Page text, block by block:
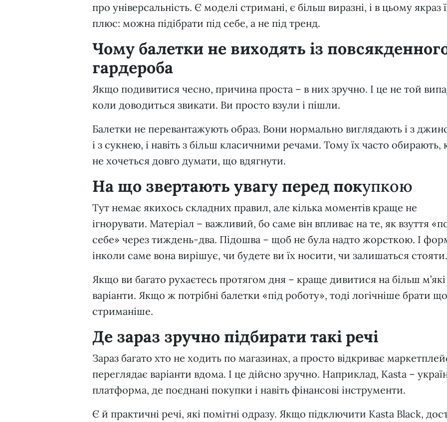
про універсальність. Є моделі стримані, є більш виразні, і в цьому якраз
плюс: можна підібрати під себе, а не під тренд.
Чому балетки не виходять із
гардероба
Якщо подивитися чесно, причина проста – в них зручно. І це не той
коли доводиться звикати. Ви просто взули і пішли.
Балетки не перевантажують образ. Вони нормально виглядають і з
і з сукнею, і навіть з більш класичними речами. Тому їх часто обирають,
не хочеться довго думати, що вдягнути.
На що звертають увагу перед покупкою
Тут немає якихось складних правил, але кілька моментів краще не
ігнорувати. Матеріал – важливий, бо саме він впливає на те, як взуття
себе» через тиждень-два. Підошва – щоб не була надто жорсткою. І
інколи саме вона вирішує, чи будете ви їх носити, чи залишаться стояти.
Якщо ви багато рухаєтесь протягом дня – краще дивитися на більш м’які
варіанти. Якщо ж потрібні балетки «під роботу», тоді логічніше брати
стриманіше.
Де зараз зручно підбирати такі речі
Зараз багато хто не ходить по магазинах, а просто відкриває
переглядає варіанти вдома. І це дійсно зручно. Наприклад, Kasta –
платформа, де поєднані покупки і навіть фінансові інструменти.
Є й практичні речі, які помітні одразу. Якщо підключити Kasta Black,